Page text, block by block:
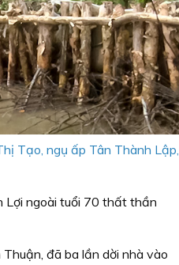
Tạo, ngụ ấp Tân Thành Lập,
Lợi ngoài tuổi 70 thất thần
đã ba lần dời nhà vào